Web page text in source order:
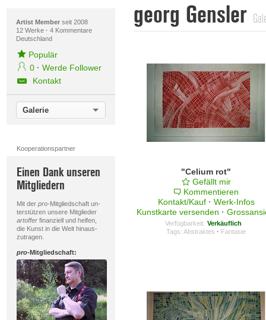
Der letzte Monat im Fokus
Alle Fokus-Werke
Neue Werke – Auswahl
Alle neuen Werke
Artist Memberseit 2008
12 Werke · 4 Kommentare
Deutschland
Populär
0 · Werde Follower
Kontakt
Galerie
Kooperationspartner
Einen Dank unseren
Mitgliedern
Mit der pro-Mitgliedschaft un-
terstützen unsere Mitglieder
artofferfinanziell und helfen,
die Kunst in die Welt hinaus-
zutragen.
pro-Mitgliedschaft:
georg Gensler
"Celium rot"
Gefällt mir
Kommentieren
Kontakt/Kauf · Werk-Infos
Kunstkarte versenden ·
Verfügbarkeit: Verkäuflich
Tags:Abstraktes · Fantasie